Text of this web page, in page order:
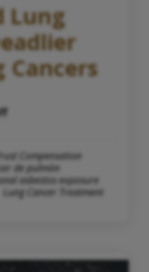
Lung
Cancers
Compensation
de pulmón
asbestos exposure
Lung Cancer Treatment